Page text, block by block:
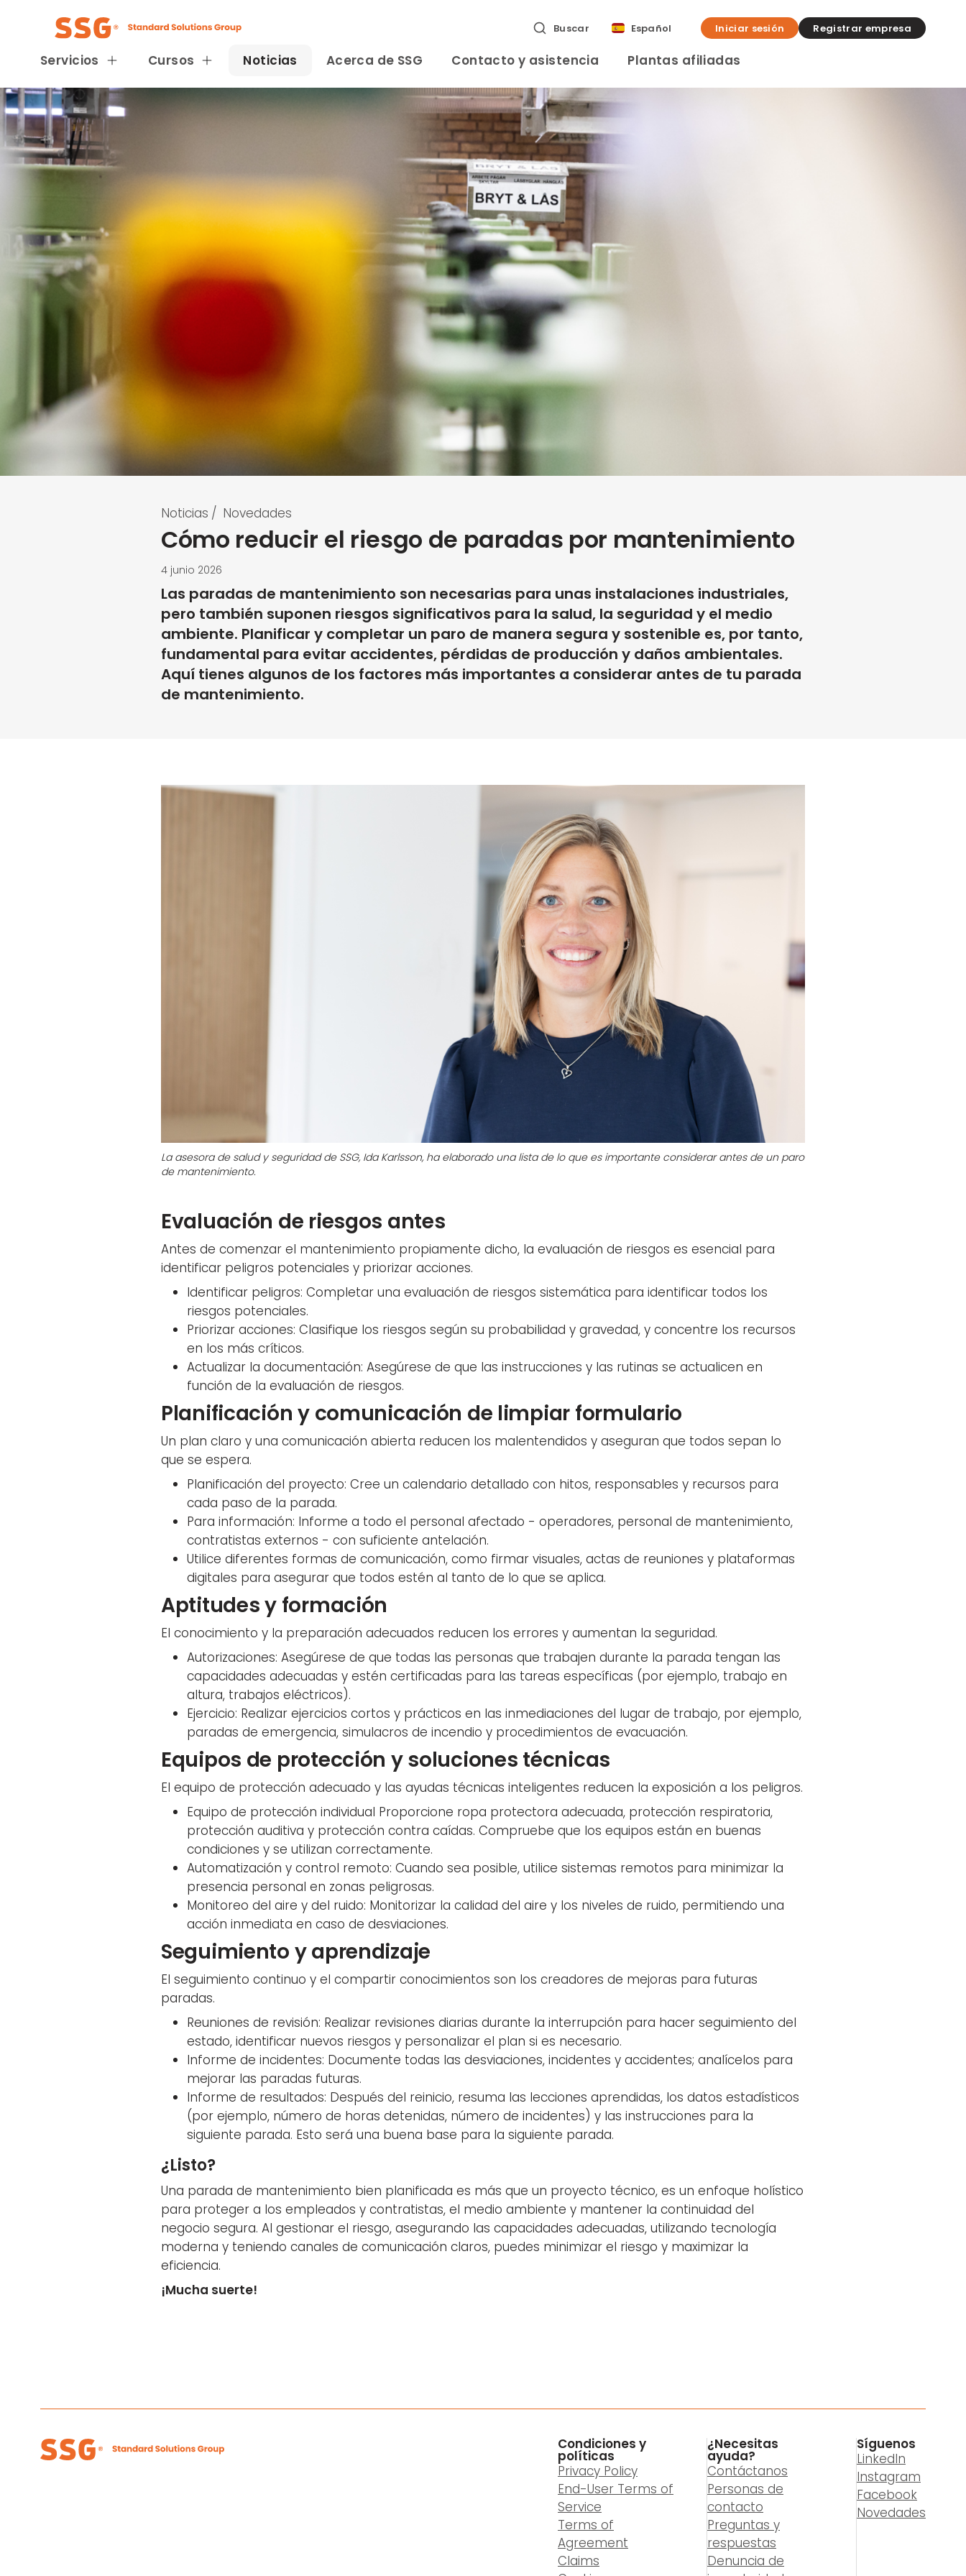
Buscar Español Iniciar sesión Registrar empresa
Servicios Cursos Noticias Acerca de SSG Contacto y asistencia Plantas afiliadas
Noticias / Novedades
Cómo reducir el riesgo de paradas por mantenimiento
4 junio 2026
Las paradas de mantenimiento son necesarias para unas instalaciones industriales,
pero también suponen riesgos significativos para la salud, la seguridad y el medio
ambiente. Planificar y completar un paro de manera segura y sostenible es, por tanto,
fundamental para evitar accidentes, pérdidas de producción y daños ambientales.
Aquí tienes algunos de los factores más importantes a considerar antes de tu parada
de mantenimiento.
La asesora de salud y seguridad de SSG, Ida Karlsson, ha elaborado una lista de lo que es importante considerar antes de un paro
de mantenimiento.
Evaluación de riesgos antes
Antes de comenzar el mantenimiento propiamente dicho, la evaluación de riesgos es esencial para
identificar peligros potenciales y priorizar acciones.
Identificar peligros: Completar una evaluación de riesgos sistemática para identificar todos los
riesgos potenciales.
Priorizar acciones: Clasifique los riesgos según su probabilidad y gravedad, y concentre los recursos
en los más críticos.
Actualizar la documentación: Asegúrese de que las instrucciones y las rutinas se actualicen en
función de la evaluación de riesgos.
Planificación y comunicación de limpiar formulario
Un plan claro y una comunicación abierta reducen los malentendidos y aseguran que todos sepan lo
que se espera.
Planificación del proyecto: Cree un calendario detallado con hitos, responsables y recursos para
cada paso de la parada.
Para información: Informe a todo el personal afectado - operadores, personal de mantenimiento,
contratistas externos - con suficiente antelación.
Utilice diferentes formas de comunicación, como firmar visuales, actas de reuniones y plataformas
digitales para asegurar que todos estén al tanto de lo que se aplica.
Aptitudes y formación
El conocimiento y la preparación adecuados reducen los errores y aumentan la seguridad.
Autorizaciones: Asegúrese de que todas las personas que trabajen durante la parada tengan las
capacidades adecuadas y estén certificadas para las tareas específicas (por ejemplo, trabajo en
altura, trabajos eléctricos).
Ejercicio: Realizar ejercicios cortos y prácticos en las inmediaciones del lugar de trabajo, por ejemplo,
paradas de emergencia, simulacros de incendio y procedimientos de evacuación.
Equipos de protección y soluciones técnicas
El equipo de protección adecuado y las ayudas técnicas inteligentes reducen la exposición a los peligros.
Equipo de protección individual Proporcione ropa protectora adecuada, protección respiratoria,
protección auditiva y protección contra caídas. Compruebe que los equipos están en buenas
condiciones y se utilizan correctamente.
Automatización y control remoto: Cuando sea posible, utilice sistemas remotos para minimizar la
presencia personal en zonas peligrosas.
Monitoreo del aire y del ruido: Monitorizar la calidad del aire y los niveles de ruido, permitiendo una
acción inmediata en caso de desviaciones.
Seguimiento y aprendizaje
El seguimiento continuo y el compartir conocimientos son los creadores de mejoras para futuras
paradas.
Reuniones de revisión: Realizar revisiones diarias durante la interrupción para hacer seguimiento del
estado, identificar nuevos riesgos y personalizar el plan si es necesario.
Informe de incidentes: Documente todas las desviaciones, incidentes y accidentes; analícelos para
mejorar las paradas futuras.
Informe de resultados: Después del reinicio, resuma las lecciones aprendidas, los datos estadísticos
(por ejemplo, número de horas detenidas, número de incidentes) y las instrucciones para la
siguiente parada. Esto será una buena base para la siguiente parada.
¿Listo?
Una parada de mantenimiento bien planificada es más que un proyecto técnico, es un enfoque holístico
para proteger a los empleados y contratistas, el medio ambiente y mantener la continuidad del
negocio segura. Al gestionar el riesgo, asegurando las capacidades adecuadas, utilizando tecnología
moderna y teniendo canales de comunicación claros, puedes minimizar el riesgo y maximizar la
eficiencia.
¡Mucha suerte!
Condiciones y
políticas
Privacy Policy
End-User Terms of
Service
Terms of
Agreement
Claims
¿Necesitas
ayuda?
Contáctanos
Personas de
contacto
Preguntas y
respuestas
Denuncia de
Síguenos
LinkedIn
Instagram
Facebook
Novedades